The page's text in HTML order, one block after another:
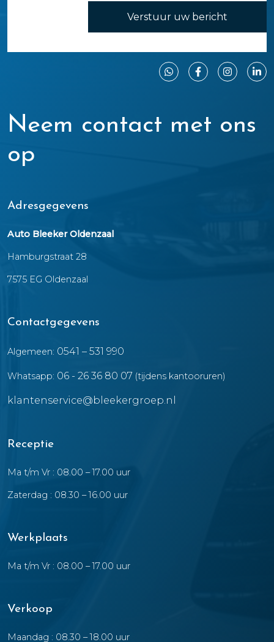
Neem contact met ons
op
Adresgegevens
Auto Bleeker Oldenzaal
Hamburgstraat 28
7575 EG Oldenzaal
Contactgegevens
Algemeen: 0541 – 531 990
Whatsapp: 06 - 26 36 80 07 (tijdens kantooruren)
klantenservice@bleekergroep.nl
Receptie
Ma t/m Vr : 08.00 – 17.00 uur
Zaterdag : 08.30 – 16.00 uur
Werkplaats
Ma t/m Vr : 08.00 – 17.00 uur
Verkoop
Maandag : 08.30 – 18.00 uur